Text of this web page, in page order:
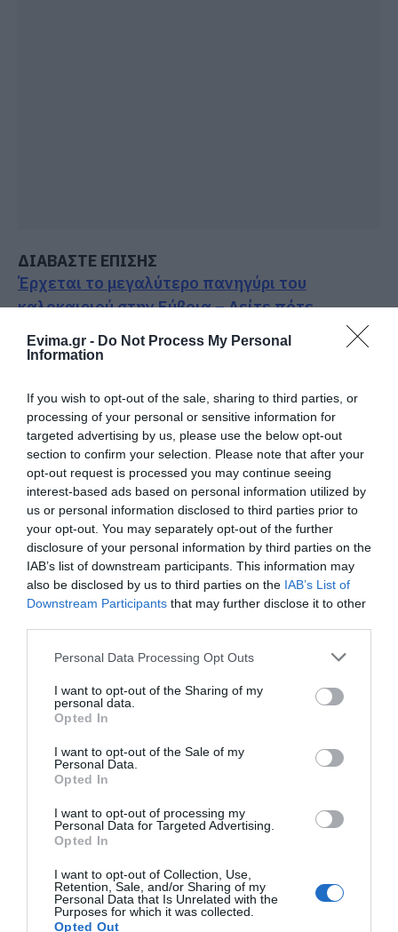
Evima.gr - Do Not Process My Personal
Information
If you wish to opt-out of the sale, sharing to third parties, or
processing of your personal or sensitive information for
targeted advertising by us, please use the below opt-out
section to confirm your selection. Please note that after your
opt-out request is processed you may continue seeing
interest-based ads based on personal information utilized by
us or personal information disclosed to third parties prior to
your opt-out. You may separately opt-out of the further
disclosure of your personal information by third parties on the
IAB’s list of downstream participants. This information may
also be disclosed by us to third parties on the IAB’s List of
Downstream Participants that may further disclose it to other
Please note that this website/app uses one or more Google
not limited to your visit or usage behaviour. You may click to
grant or deny consent to Google and its third-party tags to
use your data for below specified purposes in below Google
consent section.
Personal Data Processing Opt Outs
I want to opt-out of the Sharing of my
personal data.
Opted In
I want to opt-out of the Sale of my
Personal Data.
Opted In
I want to opt-out of processing my
Personal Data for Targeted Advertising.
Opted In
I want to opt-out of Collection, Use,
Retention, Sale, and/or Sharing of my
Personal Data that Is Unrelated with the
Purposes for which it was collected.
Opted Out
ΔΙΑΒΑΣΤΕ ΕΠΙΣΗΣ
Έρχεται το μεγαλύτερο πανηγύρι του
καλοκαιριού στην Εύβοια – Δείτε πότε
Σοβαρό τροχαίο στην Εύβοια: Ηλικιωμένη
έπεσε πάνω σε δέντρο
Σοβαρό ατύχημα στην Εύβοια: 44χρονος έπεσε
στη θάλασσα και τραυματίστηκε
Βαρύ πένθος στην Εύβοια: Πέθανε ξαφνικά
57χρονος άνδρας
Ακολουθήστε το evima.gr στοGoogle News
Διαβάστε όλες τιςειδήσεις για την Εύβοια
Διαβάστε όλες τιςτελευταίες ειδήσειςγια την
TAGS: ΕΙΔΗΣΕΙΣ ΕΚΛΟΓΕΣ ΜΗΤΣΟΤΑΚΗΣ
ΡΟΗ ΕΙΔΗΣΕΩΝ
Εύβοια: Δείτε τι ανακοινώθηκε –
Προσοχή
06.08.2026 | 08:00
Ενισχύεται το ΕΚΑΒ Μαντουδίου
με δύο ακόμη μόνιμους διασώστες
05.08.2026 | 22:00
Κοριτσάκι βρέθηκε μόνο στους